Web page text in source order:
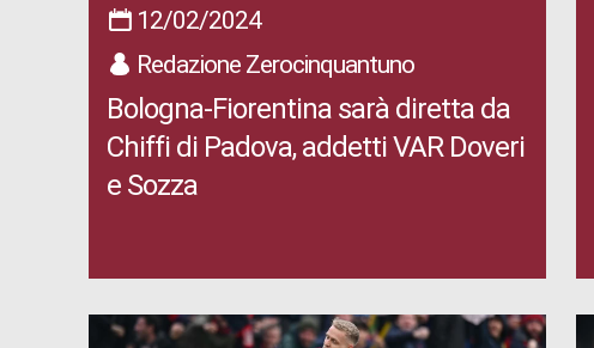
12/02/2024
Redazione Zerocinquantuno
Bologna-Fiorentina sarà diretta da
Chiffi di Padova, addetti VAR Doveri
e Sozza